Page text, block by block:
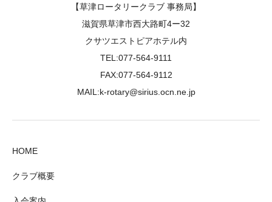
【草津ロータリークラブ 事務局】
滋賀県草津市西大路町4ー32
クサツエストピアホテル内
TEL:077-564-9111
FAX:077-564-9112
MAIL:k-rotary@sirius.ocn.ne.jp
HOME
クラブ概要